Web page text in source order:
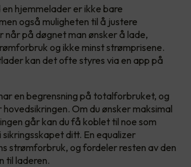
hjemmelader er ikke bare
også muligheten til å justere
på døgnet man ønsker å lade,
og ikke minst strømprisene.
kan det ofte styres via en app på
en begrensning på totalforbruket, og
hovedsikringen. Om du ønsker maksimal
går kan du få koblet til noe som
sikringsskapet ditt. En equalizer
strømforbruk, og fordeler resten av den
til laderen.